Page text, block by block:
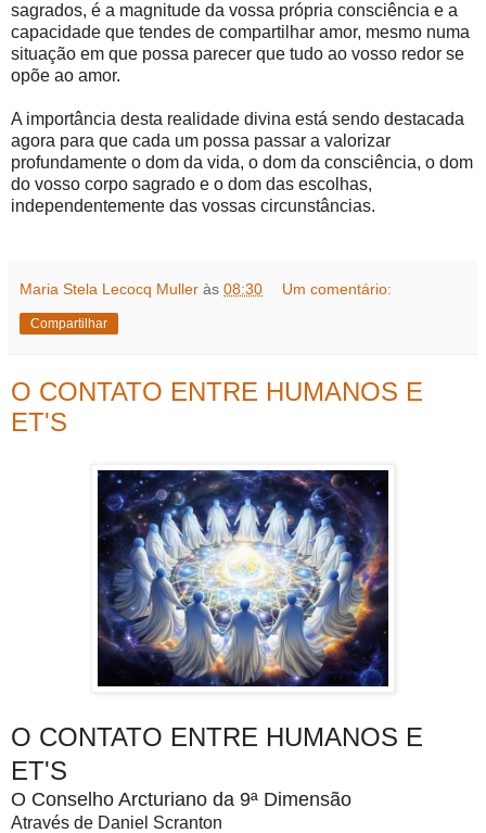
sagrados, é a magnitude da vossa própria consciência e a
capacidade que tendes de compartilhar amor, mesmo numa
situação em que possa parecer que tudo ao vosso redor se
opõe ao amor.
A importância desta realidade divina está sendo destacada
agora para que cada um possa passar a valorizar
profundamente o dom da vida, o dom da consciência, o dom
do vosso corpo sagrado e o dom das escolhas,
independentemente das vossas circunstâncias.
Maria Stela Lecocq Muller às 08:30 Um comentário:
Compartilhar
O CONTATO ENTRE HUMANOS E
ET'S
O CONTATO ENTRE HUMANOS E
ET'S
O Conselho Arcturiano da 9ª Dimensão
Através de Daniel Scranton